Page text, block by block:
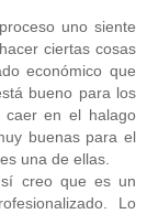
uno siente
ciertas cosas
económico que
bueno para los
caer en el halago
buenas para el
una de ellas.
creo que es un
Lo